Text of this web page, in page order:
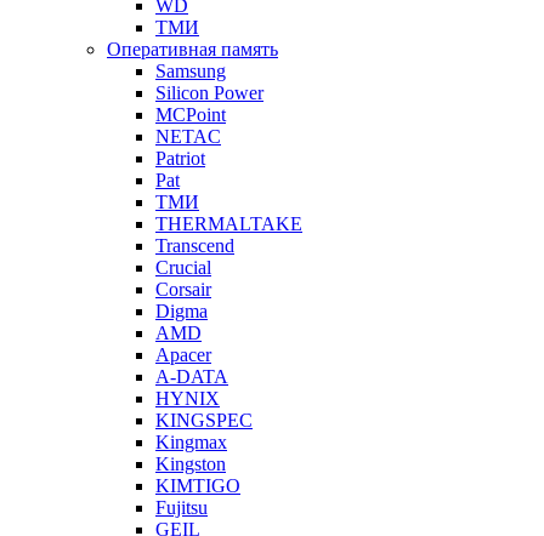
WD
ТМИ
Оперативная память
Samsung
Silicon Power
MCPoint
NETAC
Patriot
Pat
ТМИ
THERMALTAKE
Transcend
Crucial
Corsair
Digma
AMD
Apacer
A-DATA
HYNIX
KINGSPEC
Kingmax
Kingston
KIMTIGO
Fujitsu
GEIL